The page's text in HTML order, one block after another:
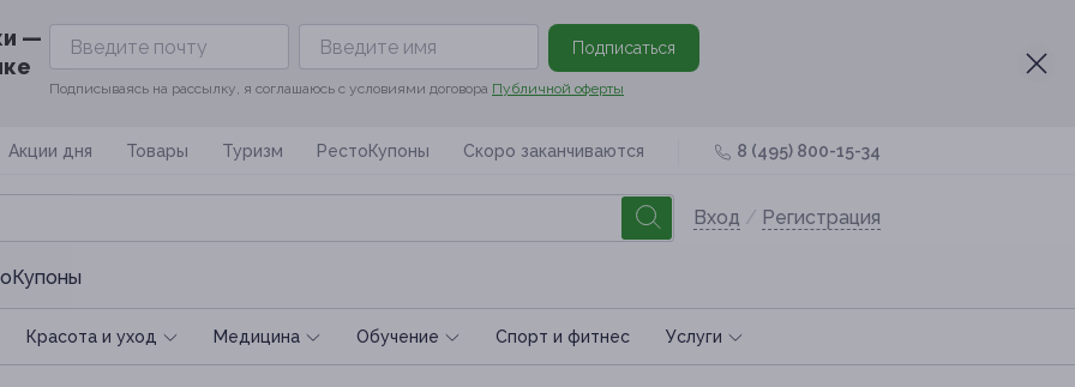
—
Подписаться
Подписываясь на рассылку, я соглашаюсь с условиями договора Публичной оферты
Акции дня Товары Туризм РестоКупоны Скоро заканчиваются 8 (495) 800-15-34
Вход / Регистрация
Красота и уход Медицина Обучение Спoрт и фитнес Услуги